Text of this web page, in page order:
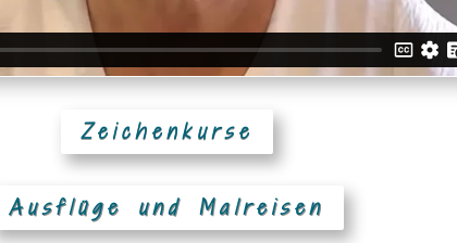
Zeichenkurse
Ausflüge und Malreisen